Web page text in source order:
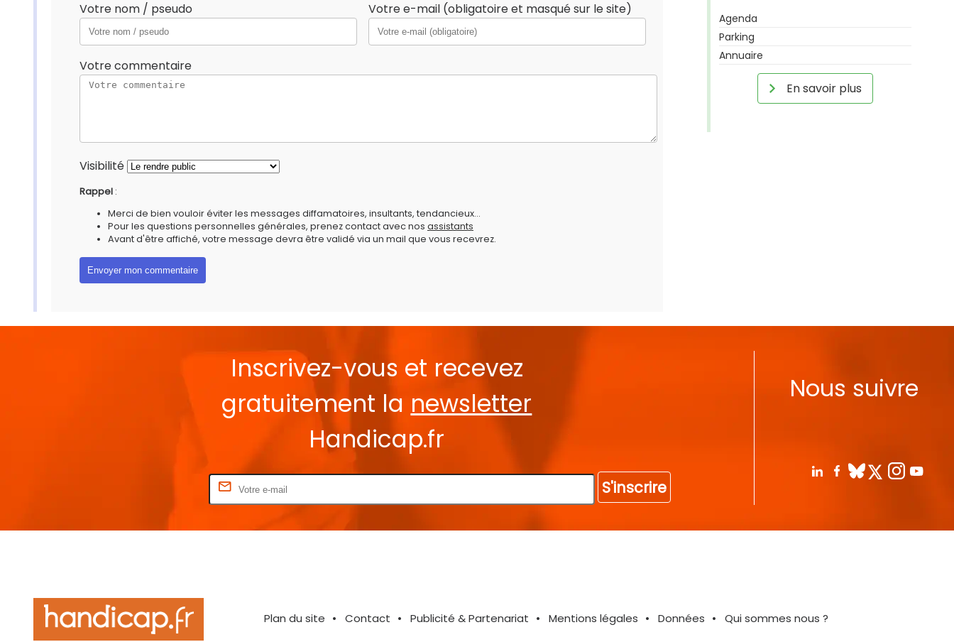
Votre nom / pseudo Votre e-mail (obligatoire et masqué sur le site)
Votre commentaire
Visibilité
Rappel :
Merci de bien vouloir éviter les messages diffamatoires, insultants, tendancieux...
Pour les questions personnelles générales, prenez contact avec nos assistants
Avant d'être affiché, votre message devra être validé via un mail que vous recevrez.
Agenda
Parking
Annuaire
En savoir plus
Inscrivez-vous et recevez
gratuitement la newsletter
Handicap.fr
S'inscrire
Nous suivre
Plan du site Contact Publicité & Partenariat Mentions légales Données Qui sommes nous ?